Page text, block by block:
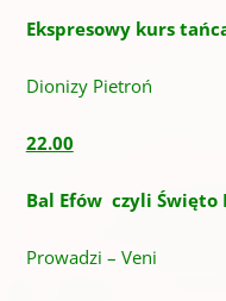
Ekspresowy kurs
Dionizy Pietroń
22.00
Bal Efów czyli Święto
Prowadzi – Veni